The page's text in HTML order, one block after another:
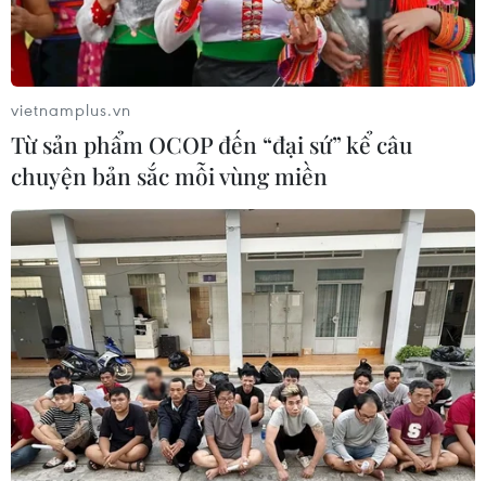
Theo dõi VietnamPlus
TIN LIÊN QUAN
vietnamplus.vn
Từ sản phẩm OCOP đến “đại sứ” kể câu
chuyện bản sắc mỗi vùng miền